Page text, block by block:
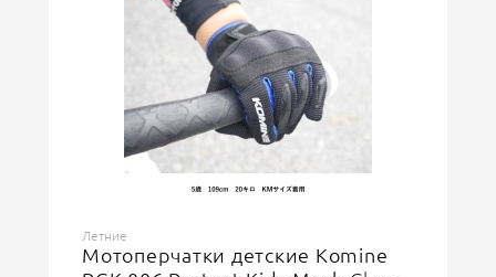
Летние
Мотоперчатки детские Komine